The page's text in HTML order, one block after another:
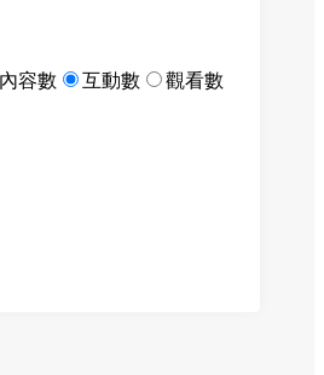
內容數 互動數 觀看數